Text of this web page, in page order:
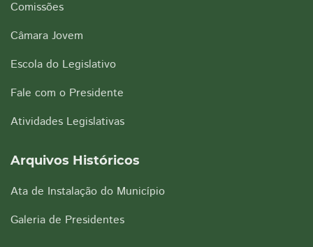
Comissões
Câmara Jovem
Escola do Legislativo
Fale com o Presidente
Atividades Legislativas
Arquivos Históricos
Ata de Instalação do Município
Galeria de Presidentes